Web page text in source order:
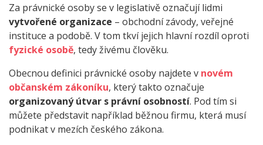
Za právnické osoby se v legislativě označují lidmi
vytvořené organizace – obchodní závody, veřejné
instituce a podobě. V tom tkví jejich hlavní rozdíl oproti
fyzické osobě, tedy živému člověku.
Obecnou definici právnické osoby najdete v novém
občanském zákoníku, který takto označuje
organizovaný útvar s právní osobností. Pod tím si
můžete představit například běžnou firmu, která musí
podnikat v mezích českého zákona.